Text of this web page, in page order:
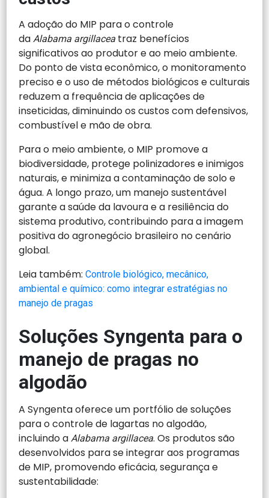
A adoção do MIP para o controle
daAlabama argillacea traz benefícios
significativos ao produtor e ao meio ambiente.
Do ponto de vista econômico, o monitoramento
preciso e o uso de métodos biológicos e culturais
reduzem a frequência de aplicações de
inseticidas, diminuindo os custos com defensivos,
combustível e mão de obra.
Para o meio ambiente, o MIP promove a
biodiversidade, protege polinizadores e inimigos
naturais, e minimiza a contaminação de solo e
água. A longo prazo, um manejo sustentável
garante a saúde da lavoura e a resiliência do
sistema produtivo, contribuindo para a imagem
positiva do agronegócio brasileiro no cenário
global.
Leia também:Controle biológico, mecânico,
ambiental e químico: como integrar estratégias no
manejo de pragas
Soluções Syngenta para o
manejo de pragas no
algodão
A Syngenta oferece um portfólio de soluções
para o controle de lagartas no algodão,
incluindo aAlabama argillacea. Os produtos são
desenvolvidos para se integrar aos programas
de MIP, promovendo eficácia, segurança e
sustentabilidade: